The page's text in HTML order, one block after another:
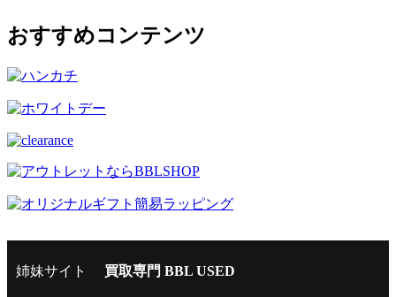
おすすめコンテンツ
姉妹サイト 買取専門 BBL USED